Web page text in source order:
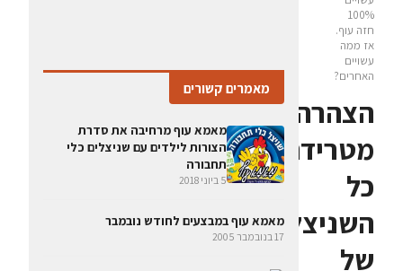
100%
חזה עוף.
אז ממה
עשויים
האחרים?
הצהרה
מטרידה:
כל
השניצלים
של
מאמרים קשורים
מאמא עוף מרחיבה את סדרת
הצורות לילדים עם שניצלים כלי
תחבורה
5 ביוני 2018
מאמא עוף במבצעים לחודש נובמבר
17 בנובמבר 2005